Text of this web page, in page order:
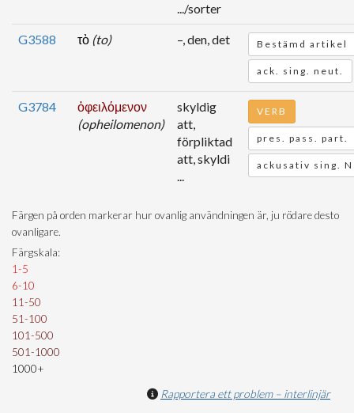
.../sorter
G3588 τὸ (to) –, den, det Bestämd artikel
ack. sing. neut.
G3784
ὀφειλόμενον
(opheilomenon)
skyldig
att,
förpliktad
att, skyldi
...
VERB
pres. pass. part.
ackusativ sing.
Färgen på orden markerar hur ovanlig användningen är, ju rödare desto
ovanligare.
Färgskala:
1-5
6-10
11-50
51-100
101-500
501-1000
1000+
Rapportera ett problem – interlinjär